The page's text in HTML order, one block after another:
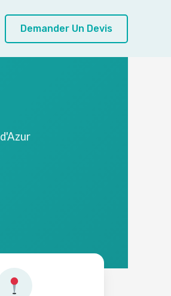
Demander Un Devis